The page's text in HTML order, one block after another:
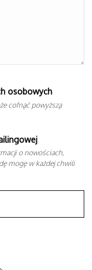
osobowych
cofnąć powyższą
o nowościach,
mogę w każdej chwili